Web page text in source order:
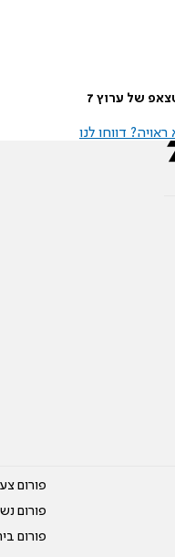
של ערוץ 7
דווחו לנו
פורום
פורום
פורום